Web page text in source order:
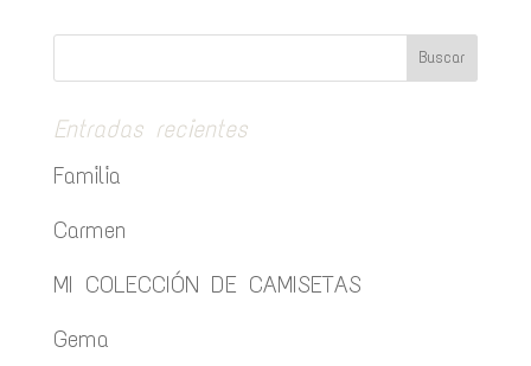
Entradas recientes
Familia
Carmen
MI COLECCIÓN DE CAMISETAS
Gema